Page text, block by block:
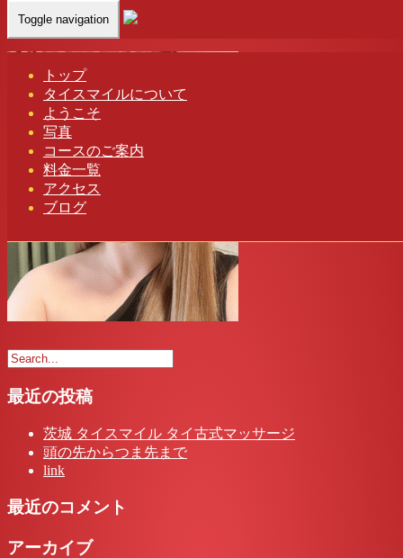
Toggle navigation
トップ
タイスマイルについて
ようこそ
写真
コースのご案内
料金一覧
アクセス
ブログ
Home- ユキ(…
最近の投稿
茨城 タイスマイル タイ古式マッサージ
頭の先からつま先まで
link
最近のコメント
アーカイブ